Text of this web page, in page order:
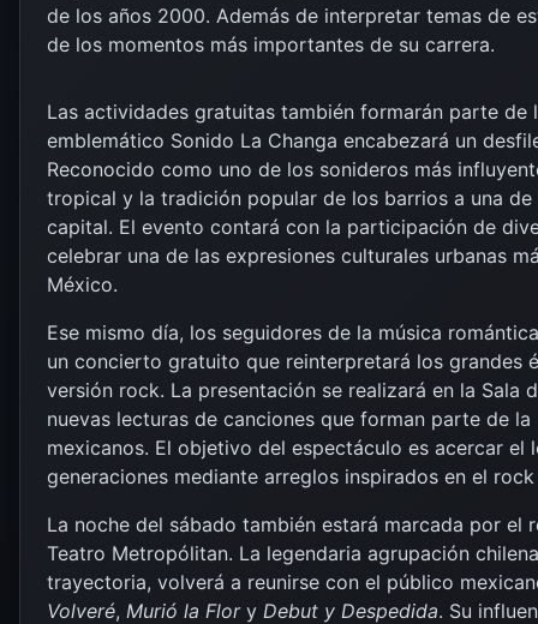
de los años 2000. Además de interpretar temas de
de los momentos más importantes de su carrera.
Las actividades gratuitas también formarán parte de
emblemático Sonido La Changa encabezará un
Reconocido como uno de los sonideros más
tropical y la tradición popular de los barrios a una
capital. El evento contará con la participación de
celebrar una de las expresiones culturales urbanas
México.
Ese mismo día, los seguidores de la música
un concierto gratuito que reinterpretará los grandes
versión rock. La presentación se realizará en la Sala
nuevas lecturas de canciones que forman parte de
mexicanos. El objetivo del espectáculo es acercar el
generaciones mediante arreglos inspirados en el
La noche del sábado también estará marcada por el
Teatro Metropólitan. La legendaria agrupación
trayectoria, volverá a reunirse con el público
Volveré, Murió la Flory Debut y Despedida. Su